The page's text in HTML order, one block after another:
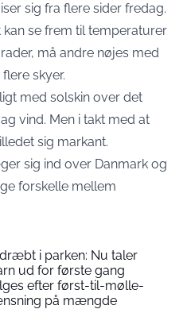
sig fra flere sider fredag.
se frem til temperaturer
må andre nøjes med
skyer.
med solskin over det
vind. Men i takt med at
sig markant.
sig ind over Danmark og
forskelle mellem
i parken: Nu taler
ud for første gang
efter først-til-mølle-
på mængde